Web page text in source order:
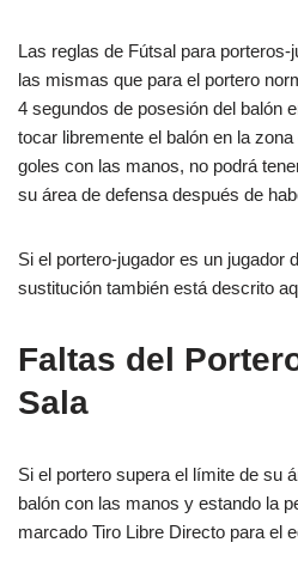
Las reglas de Fútsal para
las mismas que para el portero
4 segundos de posesión del balón
tocar libremente el balón en la
goles con las manos, no podrá
su área de defensa después de
Si el portero-jugador es un jugador
sustitución también está descrito
Faltas del
Sala
Si el portero supera el límite de su
balón con las manos y estando la
marcado Tiro Libre Directo para el